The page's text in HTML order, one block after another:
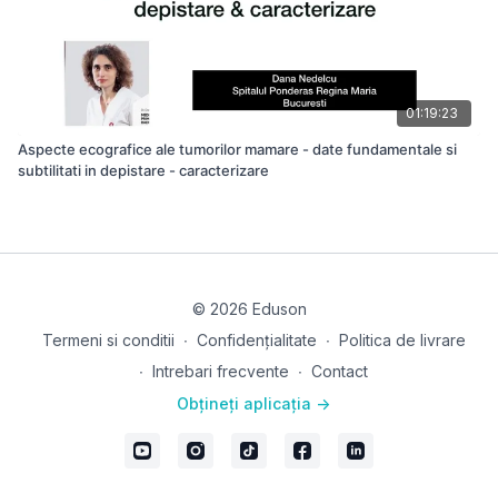
01:19:23
Aspecte ecografice ale tumorilor mamare - date fundamentale si
subtilitati in depistare - caracterizare
© 2026 Eduson
Termeni si conditii ∙ Confidențialitate ∙ Politica de livrare
∙ Intrebari frecvente ∙ Contact
Obțineți aplicația ->